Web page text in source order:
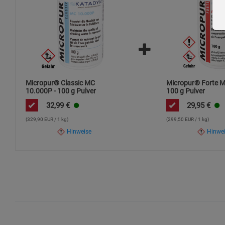
Micropur® Classic MC
10.000P - 100 g Pulver
32,99 €
(329,90 EUR / 1 kg)
Hinweise
Micropur® Forte
100 g Pulver
29,95 €
(299,50 EUR / 1 kg)